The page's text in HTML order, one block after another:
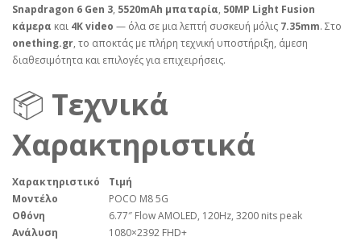
Snapdragon 6 Gen 3, 5520mAh μπαταρία, 50MP Light Fusion
κάμερα και 4K video — όλα σε μια λεπτή συσκευή μόλις 7.35mm. Στο
onething.gr, το αποκτάς με πλήρη τεχνική υποστήριξη, άμεση
διαθεσιμότητα και επιλογές για επιχειρήσεις.
📦 Τεχνικά
Χαρακτηριστικά
Χαρακτηριστικό
Τιμή
Μοντέλο
POCO M8 5G
Οθόνη
6.77″ Flow AMOLED, 120Hz, 3200 nits peak
Ανάλυση
1080×2392 FHD+